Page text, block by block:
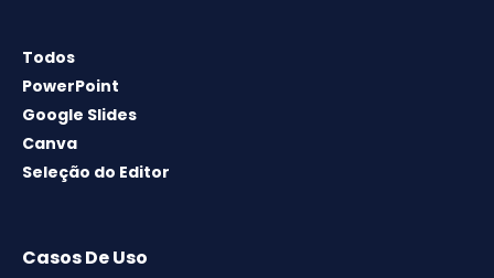
Todos
PowerPoint
Google Slides
Canva
Seleção do Editor
Casos De Uso